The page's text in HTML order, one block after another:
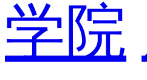
学院